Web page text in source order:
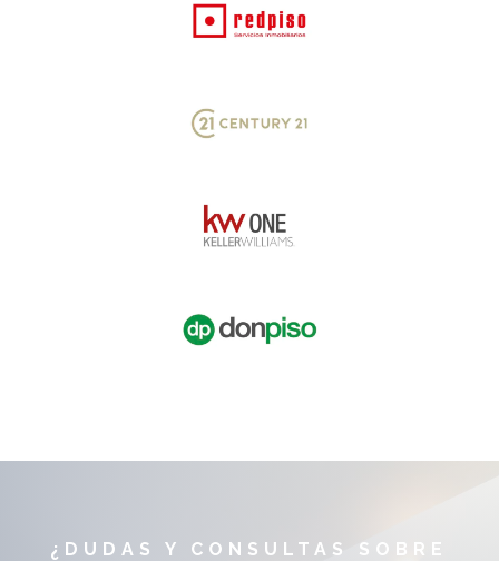
¿DUDAS Y CONSULTAS SOBRE